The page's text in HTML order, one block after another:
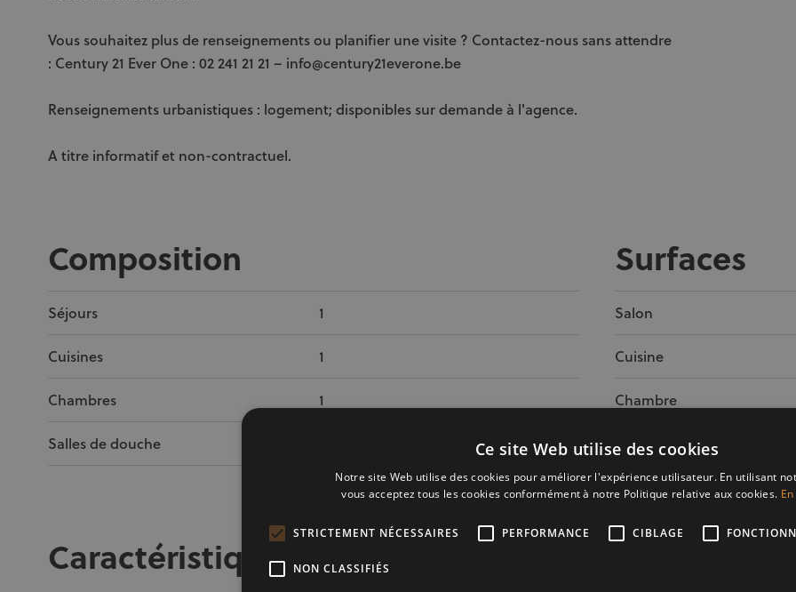
Vous souhaitez plus de renseignements ou planifier une visite ? Contactez-nous sans attendre
: Century 21 Ever One : 02 241 21 21 – info@century21everone.be
Renseignements urbanistiques : logement; disponibles sur demande à l'agence.
A titre informatif et non-contractuel.
Composition
Séjours 1
Cuisines 1
Chambres 1
Salles de douche
Surfaces
Salon
Cuisine
Chambre
Salle de douche
Caractéristiques
Ce site Web utilise des cookies
Notre site Web utilise des cookies pour améliorer l'expérience utilisateur. En utilisant
vous acceptez tous les cookies conformément à notre Politique relative aux cookies.
STRICTEMENT NÉCESSAIRES PERFORMANCE CIBLAGE
NON CLASSIFIÉS